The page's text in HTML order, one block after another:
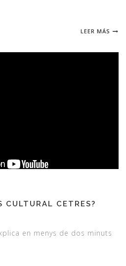
LEER MÁS
CULTURAL CETRES?
en menys de dos minuts